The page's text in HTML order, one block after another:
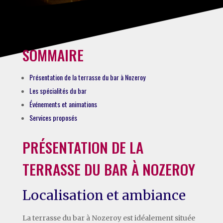
SOMMAIRE
Présentation de la terrasse du bar à Nozeroy
Les spécialités du bar
Événements et animations
Services proposés
PRÉSENTATION DE LA
TERRASSE DU BAR À NOZEROY
Localisation et ambiance
La terrasse du bar à Nozeroy est idéalement située